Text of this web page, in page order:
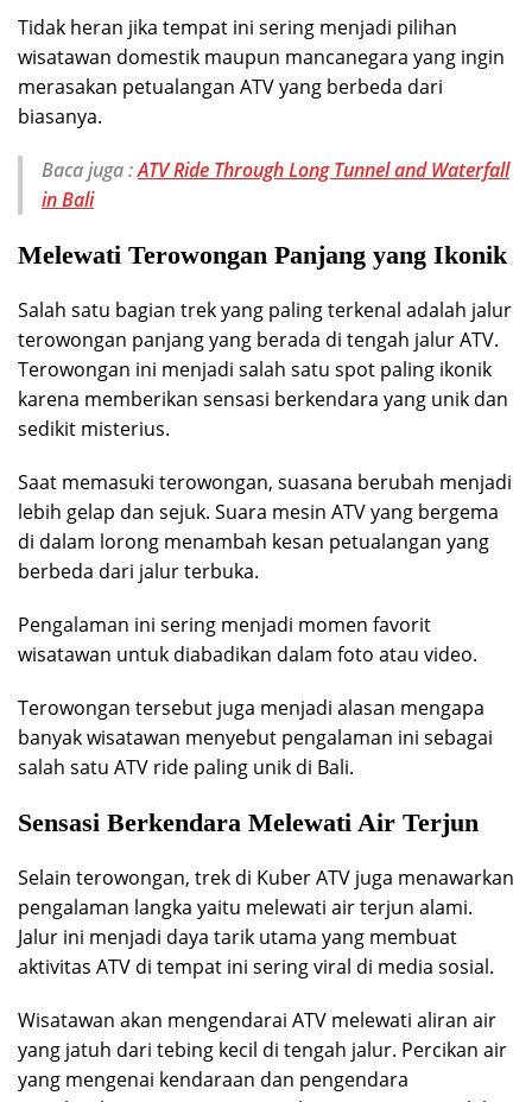
Tidak heran jika tempat ini sering menjadi pilihan
wisatawan domestik maupun mancanegara yang ingin
merasakan petualangan ATV yang berbeda dari
biasanya.
Baca juga :ATV Ride Through Long Tunnel and Waterfall
in Bali
Melewati Terowongan Panjang yang Ikonik
Salah satu bagian trek yang paling terkenal adalah jalur
terowongan panjang yang berada di tengah jalur ATV.
Terowongan ini menjadi salah satu spot paling ikonik
karena memberikan sensasi berkendara yang unik dan
sedikit misterius.
Saat memasuki terowongan, suasana berubah menjadi
lebih gelap dan sejuk. Suara mesin ATV yang bergema
di dalam lorong menambah kesan petualangan yang
berbeda dari jalur terbuka.
Pengalaman ini sering menjadi momen favorit
wisatawan untuk diabadikan dalam foto atau video.
Terowongan tersebut juga menjadi alasan mengapa
banyak wisatawan menyebut pengalaman ini sebagai
salah satu ATV ride paling unik di Bali.
Sensasi Berkendara Melewati Air Terjun
Selain terowongan, trek di Kuber ATV juga menawarkan
pengalaman langka yaitu melewati air terjun alami.
Jalur ini menjadi daya tarik utama yang membuat
aktivitas ATV di tempat ini sering viral di media sosial.
Wisatawan akan mengendarai ATV melewati aliran air
yang jatuh dari tebing kecil di tengah jalur. Percikan air
yang mengenai kendaraan dan pengendara